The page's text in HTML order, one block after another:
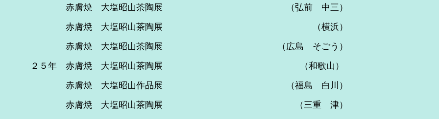
赤膚焼 大塩昭山茶陶展 （弘前 中三）
赤膚焼 大塩昭山茶陶展 （横浜）
赤膚焼 大塩昭山茶陶展 （広島 そごう）
２５年 赤膚焼 大塩昭山茶陶展 （和歌山）
赤膚焼 大塩昭山作品展 （福島 白川）
赤膚焼 大塩昭山茶陶展 （三重 津）